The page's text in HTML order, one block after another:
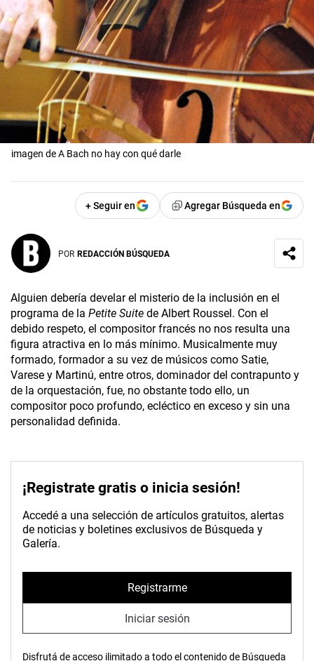
imagen de A Bach no hay con qué darle
+ Seguir en Agregar Búsqueda en
POR REDACCIÓN BÚSQUEDA
Alguien debería develar el misterio de la inclusión en el
programa de la Petite Suite de Albert Roussel. Con el
debido respeto, el compositor francés no nos resulta una
figura atractiva en lo más mínimo. Musicalmente muy
formado, formador a su vez de músicos como Satie,
Varese y Martinú, entre otros, dominador del contrapunto y
de la orquestación, fue, no obstante todo ello, un
compositor poco profundo, ecléctico en exceso y sin una
personalidad definida.
¡Registrate gratis o inicia sesión!
Accedé a una selección de artículos gratuitos, alertas
de noticias y boletines exclusivos de Búsqueda y
Galería.
Registrarme
Iniciar sesión
Disfrutá de acceso ilimitado a todo el contenido de Búsqueda